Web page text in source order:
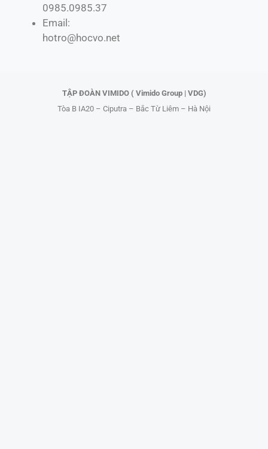
0985.0985.37
Email:
hotro@hocvo.net
b
o
t
TẬP ĐOÀN VIMIDO ( Vimido Group | VDG)
Tòa B IA20 – Ciputra – Bắc Từ Liêm – Hà Nội